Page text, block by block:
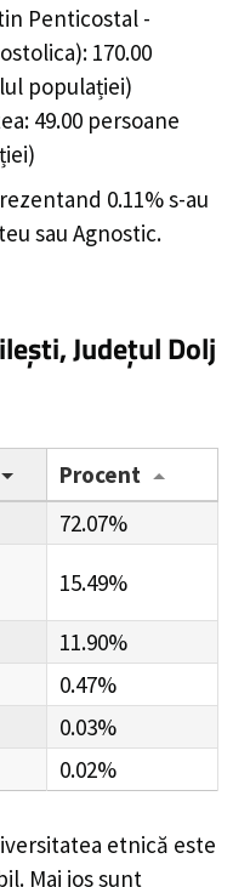
Penticostal -
170.00
populației)
49.00 persoane
0.11% s-au
sau Agnostic.
Județul Dolj
Procent
72.07%
15.49%
11.90%
0.47%
0.03%
0.02%
etnică este
Mai jos sunt